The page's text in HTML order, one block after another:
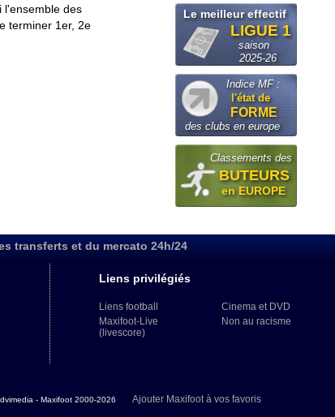
l'ensemble des
terminer 1er, 2e
Le meilleur effectif
LIGUE 1
saison
2025-26
Indice MF :
l'état de
FORME
des clubs en europe
Classements des
BUTEURS
en EUROPE
transferts et du mercato 24h/24
Liens privilégiés
Liens football
Maxifoot-Live
(livescore)
Cinema et DVD
Non au racisme
- Maxifoot 2000-2026 Ajouter Maxifoot à vos favoris